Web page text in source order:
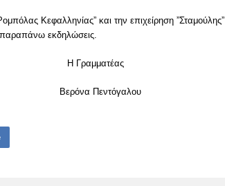
Κεφαλληνίας” και την επιχείρηση ”Σταμούλης”
παραπάνω εκδηλώσεις.
Πεντόγαλου